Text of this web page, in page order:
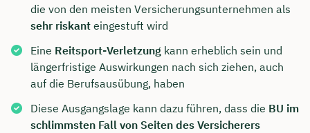
die von den meisten Versicherungsunternehmen als
sehr riskant eingestuft wird
Eine Reitsport-Verletzung kann erheblich sein und
längerfristige Auswirkungen nach sich ziehen, auch
auf die Berufsausübung, haben
Diese Ausgangslage kann dazu führen, dass die BU im
schlimmsten Fall von Seiten des Versicherers